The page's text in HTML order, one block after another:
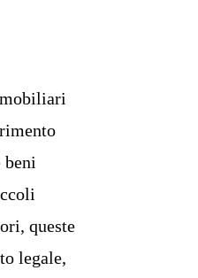
beni
queste
legale,